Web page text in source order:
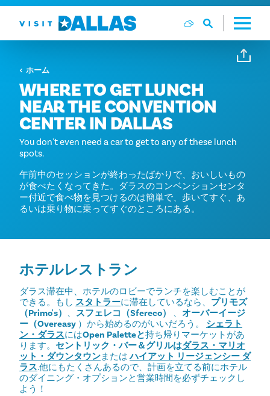
コンテンツへスキップ
ホーム
WHERE TO GET LUNCH
NEAR THE CONVENTION
CENTER IN DALLAS
You don't even need a car to get to any of these lunch
spots.
午前中のセッションが終わったばかりで、おいしいもの
が食べたくなってきた。ダラスのコンベンションセンタ
ー付近で食べ物を見つけるのは簡単で、歩いてすぐ、あ
るいは乗り物に乗ってすぐのところにある。
ホテルレストラン
ダラス滞在中、ホテルのロビーでランチを楽しむことが
できる。もし スタトラーに滞在しているなら、 プリモズ
（Primo's） 、 スフェレコ（Sfereco） 、 オーバーイージ
ー（Overeasy ）から始めるのがいいだろう。 シェラト
ン・ダラスにはOpen Paletteと持ち帰りマーケットがあ
ります。 セントリック・バー＆グリルはダラス・マリオ
ット・ダウンタウンまたはハイアット リージェンシー ダ
ラス.他にもたくさんあるので、計画を立てる前にホテル
のダイニング・オプションと営業時間を必ずチェックし
よう！